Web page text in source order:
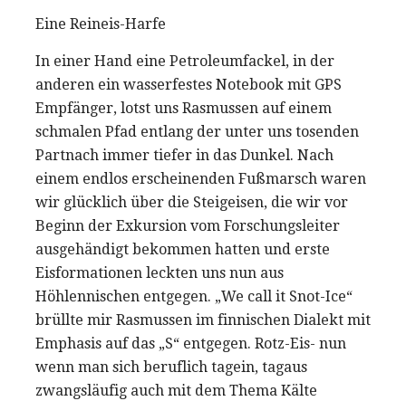
Eine Reineis-Harfe
In einer Hand eine Petroleumfackel, in der
anderen ein wasserfestes Notebook mit GPS
Empfänger, lotst uns Rasmussen auf einem
schmalen Pfad entlang der unter uns tosenden
Partnach immer tiefer in das Dunkel. Nach
einem endlos erscheinenden Fußmarsch waren
wir glücklich über die Steigeisen, die wir vor
Beginn der Exkursion vom Forschungsleiter
ausgehändigt bekommen hatten und erste
Eisformationen leckten uns nun aus
Höhlennischen entgegen. „We call it Snot-Ice“
brüllte mir Rasmussen im finnischen Dialekt mit
Emphasis auf das „S“ entgegen. Rotz-Eis- nun
wenn man sich beruflich tagein, tagaus
zwangsläufig auch mit dem Thema Kälte